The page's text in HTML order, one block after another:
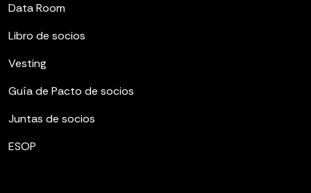
Data Room
Libro de socios
Vesting
Guía de Pacto de socios
Juntas de socios
ESOP